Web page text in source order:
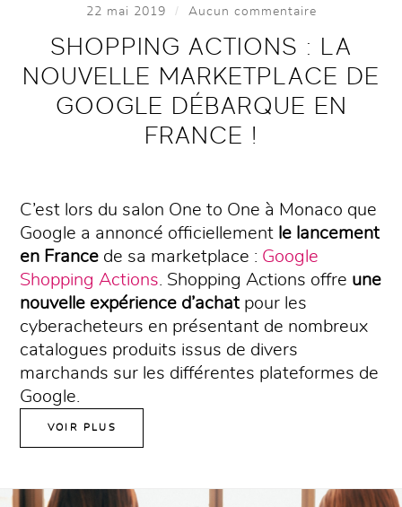
22 mai 2019 / Aucun commentaire
SHOPPING ACTIONS : LA
NOUVELLE MARKETPLACE DE
GOOGLE DÉBARQUE EN
FRANCE !
C’est lors du salon One to One à Monaco que
Google a annoncé officiellement le lancement
en France de sa marketplace : Google
Shopping Actions . Shopping Actions offre une
nouvelle expérience d’achat pour les
cyberacheteurs en présentant de nombreux
catalogues produits issus de divers
marchands sur les différentes plateformes de
Google.
VOIR PLUS